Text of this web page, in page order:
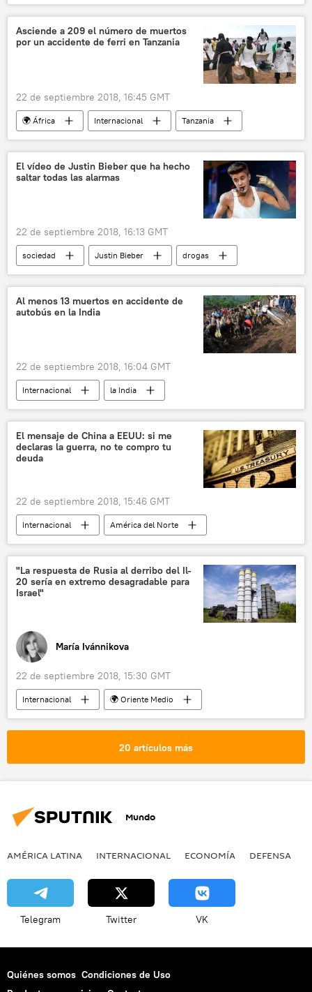
América del Norte
China
EEUU
sanciones
🌏 Asia noticias
Asciende a 209 el número de muertos
por un accidente de ferri en Tanzania
22 de septiembre 2018, 16:45 GMT
🌍 África Internacional
Tanzania
naufragio
víctimas
ferry
noticias
El vídeo de Justin Bieber que ha hecho
saltar todas las alarmas
22 de septiembre 2018, 16:13 GMT
sociedad Justin Bieber
drogas
drogadictos
noticias
Al menos 13 muertos en accidente de
autobús en la India
22 de septiembre 2018, 16:04 GMT
Internacional
la India
lluvias torrenciales
accidentes de tránsito
deslave
🌏 Asia
El mensaje de China a EEUU: si me
declaras la guerra, no te compro tu
deuda
22 de septiembre 2018, 15:46 GMT
Internacional
América del Norte
Economía
💬 Opinión y Análisis
China
Donald Trump
Departamento del Tesoro de EEUU
aranceles
"La respuesta de Rusia al derribo del Il-
20 sería en extremo desagradable para
Israel"
María Ivánnikova
22 de septiembre 2018, 15:30 GMT
Internacional
🌍 Oriente Medio
Derribo del Il-20 ruso en Siria
Israel
S-300 Favorit
respuesta
derribo
consecuencias
Rusia
noticias
20 artículos más
Mundo
AMÉRICA LATINA INTERNACIONAL ECONOMÍA DEFENSA
Telegram Twitter VK
Quiénes somos Condiciones de Uso